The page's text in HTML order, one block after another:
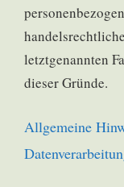
letztgenannten
dieser Gründe.
Allgemeine